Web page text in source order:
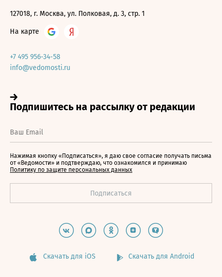
127018, г. Москва, ул. Полковая, д. 3, стр. 1
На карте
+7 495 956-34-58
info@vedomosti.ru
Нажимая кнопку «Подписаться», я даю свое согласие получать письма
от «Ведомости» и подтверждаю, что ознакомился и принимаю
Политику по защите персональных данных
Скачать для iOS Скачать для Android